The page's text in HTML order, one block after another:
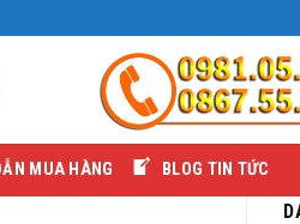
MUA HÀNG BLOG TIN TỨC